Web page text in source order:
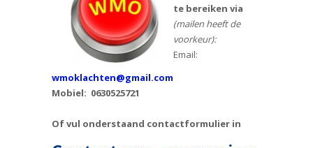
te bereiken via
(mailen heeft de
voorkeur):
Email:
wmoklachten@gmail.com
Mobiel: 0630525721
Of vul onderstaand contactformulier in